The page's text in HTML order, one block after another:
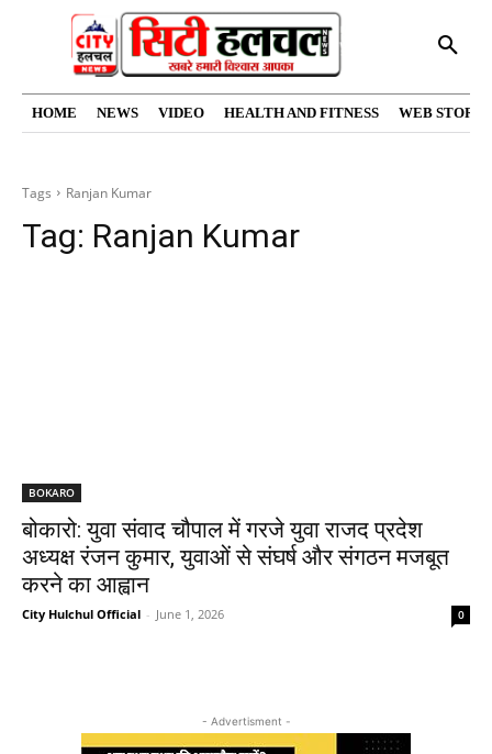
HOME NEWS VIDEO HEALTH AND FITNESS WEB
Tags Ranjan Kumar
Tag: Ranjan Kumar
BOKARO
बोकारो: युवा संवाद चौपाल में गरजे युवा राजद प्रदेश
अध्यक्ष रंजन कुमार, युवाओं से संघर्ष और संगठन मजबूत
करने का आह्वान
City Hulchul Official - June 1, 2026 0
- Advertisment -